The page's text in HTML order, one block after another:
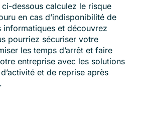
ci-dessous calculez le risque
en cas d’indisponibilité de
informatiques et découvrez
pourriez sécuriser votre
les temps d’arrêt et faire
entreprise avec les solutions
et de reprise après